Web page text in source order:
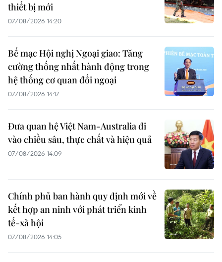
thiết bị mới
07/08/2026 14:20
Bế mạc Hội nghị Ngoại giao: Tăng
cường thống nhất hành động trong
hệ thống cơ quan đối ngoại
07/08/2026 14:17
Đưa quan hệ Việt Nam-Australia đi
vào chiều sâu, thực chất và hiệu quả
07/08/2026 14:09
Chính phủ ban hành quy định mới về
kết hợp an ninh với phát triển kinh
tế-xã hội
07/08/2026 14:05